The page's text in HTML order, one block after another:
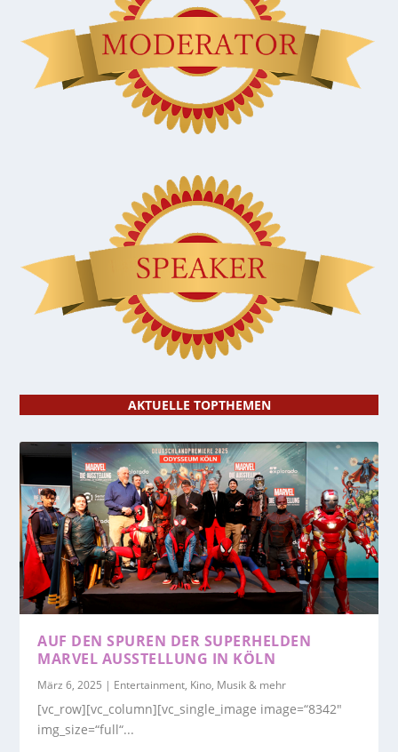
AKTUELLE TOPTHEMEN
AUF DEN SPUREN DER SUPERHELDEN
MARVEL AUSSTELLUNG IN KÖLN
März 6, 2025 | Entertainment, Kino, Musik & mehr
[vc_row][vc_column][vc_single_image image=“8342″
img_size=“full“...